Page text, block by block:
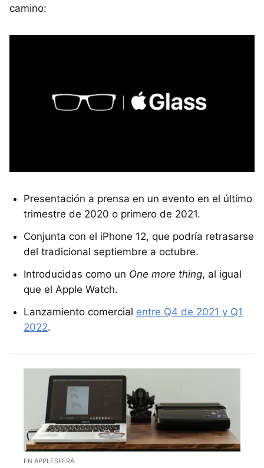
camino:
Presentación a prensa en un evento en el último
trimestre de 2020 o primero de 2021.
Conjunta con el iPhone 12, que podría retrasarse
del tradicional septiembre a octubre.
Introducidas como un One more thing, al igual
que el Apple Watch.
Lanzamiento comercial entre Q4 de 2021 y Q1
2022.
EN APPLESFERA